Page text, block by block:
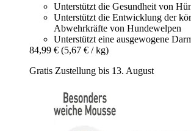
Unterstützt die Gesundheit von
Unterstützt die Entwicklung der
Abwehrkräfte von Hundewelpen
Unterstützt eine ausgewogene
84,99 € (5,67 € / kg)
Gratis Zustellung bis 13. August